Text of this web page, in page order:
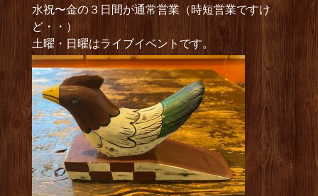
水祝〜金の３日間が通常営業（時短営業ですけ
ど・・）
土曜・日曜はライブイベントです。